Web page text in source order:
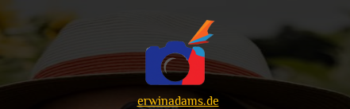
erwinadams.de